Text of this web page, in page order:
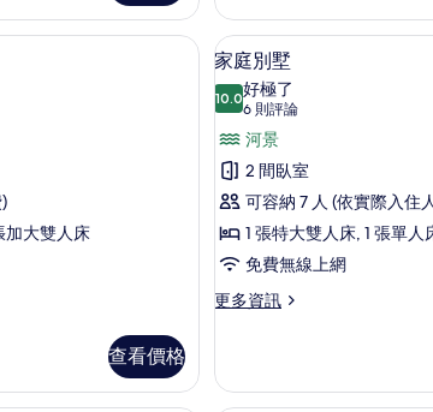
客
房
的
詳
情
具、客房內保險箱、遮光布/窗簾、免費搖籃/嬰兒床
加大雙人床
查看價格
顯
示
家
庭
別
墅
的
所
有
14
家庭別墅
10.010.0 分，滿分 10 分
好極了
6 則評論
(6
則
評
論)
河景
2 間臥室
可容納 7 人 (依實際入住
1 張特大雙人床, 1 張單
免費無線上網
更多資訊
更
別
墅